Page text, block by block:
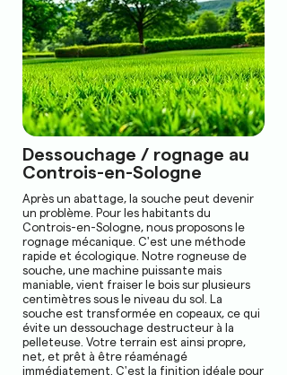
Dessouchage / rognage au
Controis-en-Sologne
Après un abattage, la souche peut devenir
un problème. Pour les habitants du
Controis-en-Sologne, nous proposons le
rognage mécanique. C'est une méthode
rapide et écologique. Notre rogneuse de
souche, une machine puissante mais
maniable, vient fraiser le bois sur plusieurs
centimètres sous le niveau du sol. La
souche est transformée en copeaux, ce qui
évite un dessouchage destructeur à la
pelleteuse. Votre terrain est ainsi propre,
net, et prêt à être réaménagé
immédiatement. C'est la finition idéale pour